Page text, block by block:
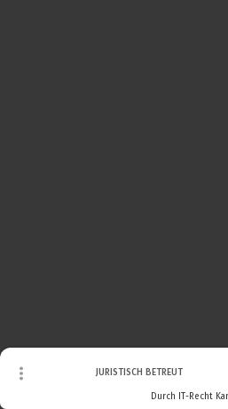
JURISTISCH BETREUT
Durch IT-Recht